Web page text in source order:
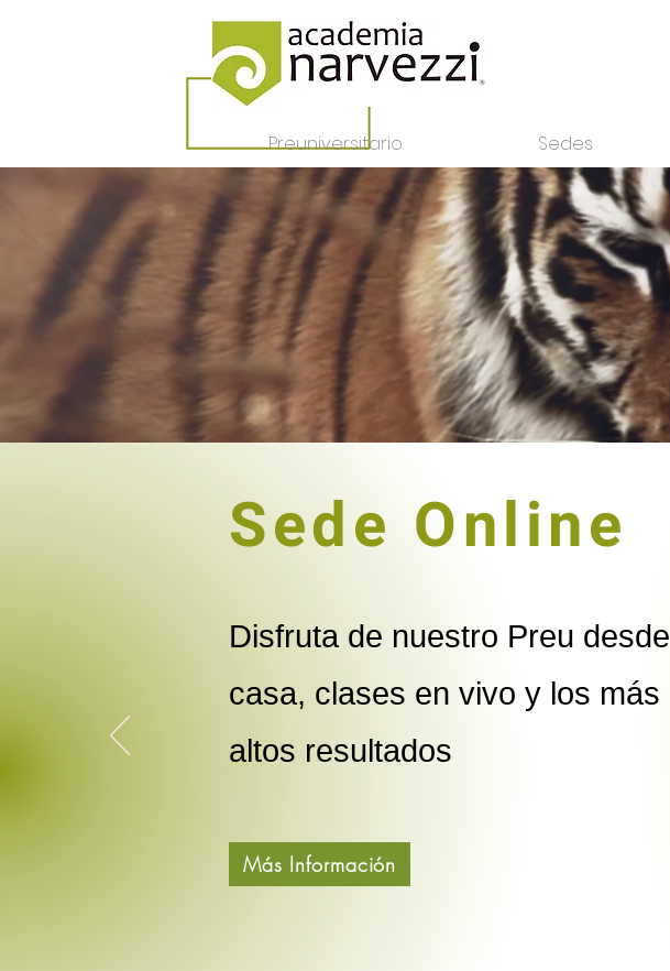
Preuniversitario Sedes
Sede Online
Disfruta de nuestro Preu desde
casa, clases en vivo y los más
altos resultados
Más Información